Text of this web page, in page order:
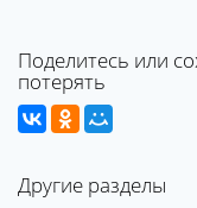
Поделитесь или
потерять
Другие разделы